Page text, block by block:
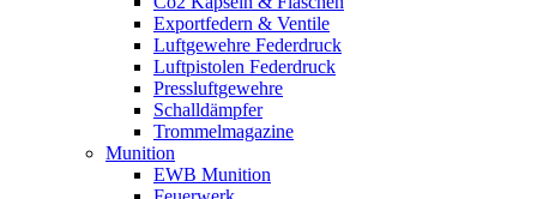
Exportfedern & Ventile
Luftgewehre Federdruck
Luftpistolen Federdruck
Pressluftgewehre
Schalldämpfer
Trommelmagazine
Munition
EWB Munition